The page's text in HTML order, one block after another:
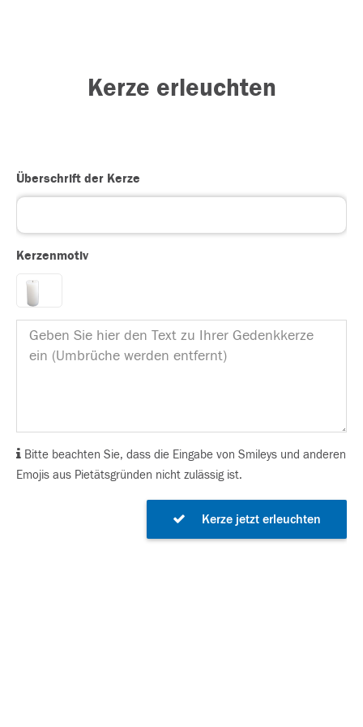
Kerze erleuchten
Überschrift der Kerze
Kerzenmotiv
Bitte beachten Sie, dass die Eingabe von Smileys und anderen
Emojis aus Pietätsgründen nicht zulässig ist.
Kerze jetzt erleuchten